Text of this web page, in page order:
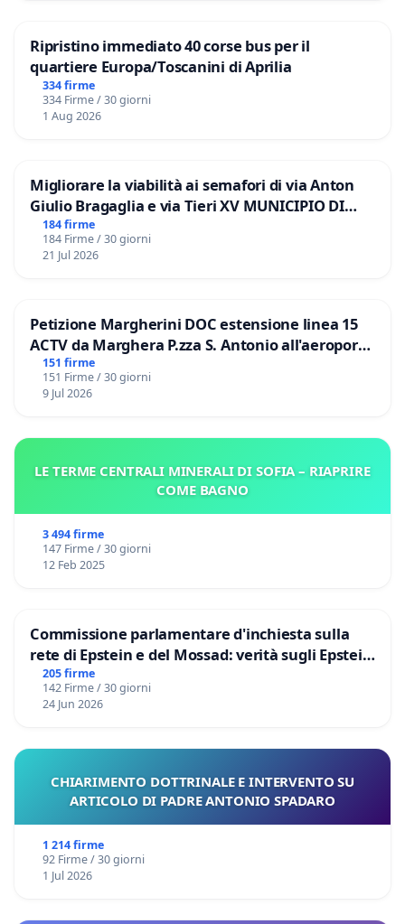
Ripristino immediato 40 corse bus per il
quartiere Europa/Toscanini di Aprilia
334 firme
334 Firme / 30 giorni
1 Aug 2026
Migliorare la viabilità ai semafori di via Anton
Giulio Bragaglia e via Tieri XV MUNICIPIO DI
ROMA
184 firme
184 Firme / 30 giorni
21 Jul 2026
Petizione Margherini DOC estensione linea 15
ACTV da Marghera P.zza S. Antonio all'aeroporto
Marco Polo tariffa a € 1,50
151 firme
151 Firme / 30 giorni
9 Jul 2026
LE TERME CENTRALI MINERALI DI SOFIA – RIAPRIRE
COME BAGNO
3 494 firme
147 Firme / 30 giorni
12 Feb 2025
Commissione parlamentare d'inchiesta sulla
rete di Epstein e del Mossad: verità sugli Epstein
Files
205 firme
142 Firme / 30 giorni
24 Jun 2026
CHIARIMENTO DOTTRINALE E INTERVENTO SU
ARTICOLO DI PADRE ANTONIO SPADARO
1 214 firme
92 Firme / 30 giorni
1 Jul 2026